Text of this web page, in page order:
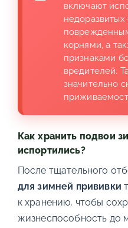
включают
корнями, а
признаками
вредителей.
значительно
Как хранить подвои
испортились?
После тщательного
для зимней прививки
к хранению, чтобы
жизнеспособность до